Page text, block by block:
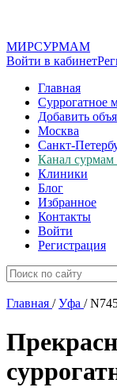
МИРСУРМАМ
Войти в кабинет
Главная
Суррогатное
Добавить
Москва
Санкт-
Канал
Клиники
Блог
Избранное
Контакты
Войти
Регистрация
Главная / Уфа /